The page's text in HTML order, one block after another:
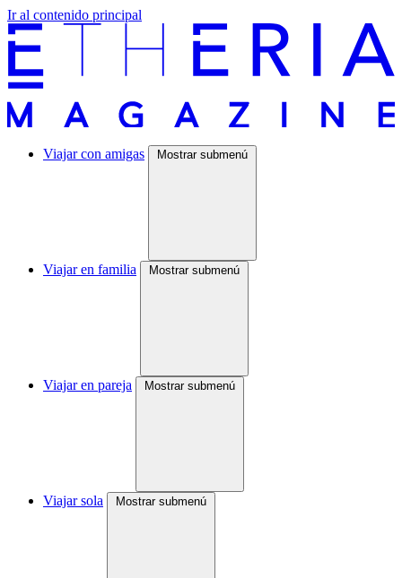
Ir al contenido principal
Viajar con amigas Mostrar submenú
Viajar en familia Mostrar submenú
Viajar en pareja Mostrar submenú
Viajar sola Mostrar submenú